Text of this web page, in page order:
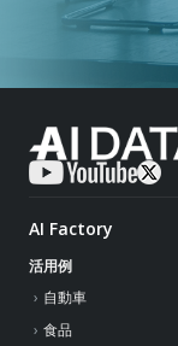
AI Factory
活用例
自動車
食品